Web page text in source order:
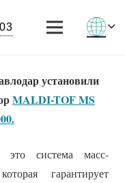
установили
MALDI-TOF MS
.
система масс-
гарантирует